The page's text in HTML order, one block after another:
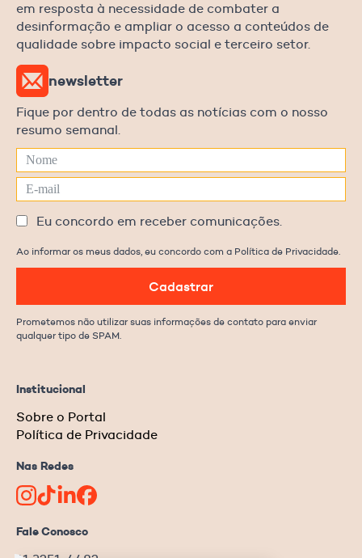
em resposta à necessidade de combater a
desinformação e ampliar o acesso a conteúdos de
qualidade sobre impacto social e terceiro setor.
Institucional
Sobre o Portal
Política de Privacidade
Nas Redes
Fale Conosco
newsletter
Fique por dentro de todas as notícias com o nosso
resumo semanal.
Eu concordo em receber comunicações.
Ao informar os meus dados, eu concordo com a Política de Privacidade.
Cadastrar
Prometemos não utilizar suas informações de contato para enviar
qualquer tipo de SPAM.